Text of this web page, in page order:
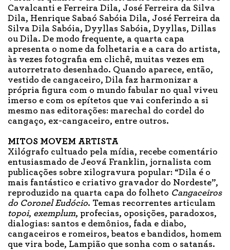
Cavalcanti e Ferreira Dila, José Ferreira da Silva
Dila, Henrique Sabaó Sabóia Dila, José Ferreira da
Silva Dila Sabóia, Dyyllas Sabóia, Dyyllas, Dillas
ou Dila. De modo frequente, a quarta capa
apresenta o nome da folhetaria e a cara do artista,
às vezes fotografia em clichê, muitas vezes em
autorretrato desenhado. Quando aparece, então,
vestido de cangaceiro, Dila faz harmonizar a
própria figura com o mundo fabular no qual viveu
imerso e com os epítetos que vai conferindo a si
mesmo nas editorações: marechal do cordel do
cangaço, ex-cangaceiro, entre outros.
MITOS MOVEM ARTISTA
Xilógrafo cultuado pela mídia, recebe comentário
entusiasmado de Jeová Franklin, jornalista com
publicações sobre xilogravura popular: “Dila é o
mais fantástico e criativo gravador do Nordeste”,
reproduzido na quarta capa do folheto Cangaceiros
do Coronel Eudócio. Temas recorrentes articulam
topoi, exemplum, profecias, oposições, paradoxos,
dialogias: santos e demônios, fada e diabo,
cangaceiros e romeiros, beatos e bandidos, homem
que vira bode, Lampião que sonha com o satanás.